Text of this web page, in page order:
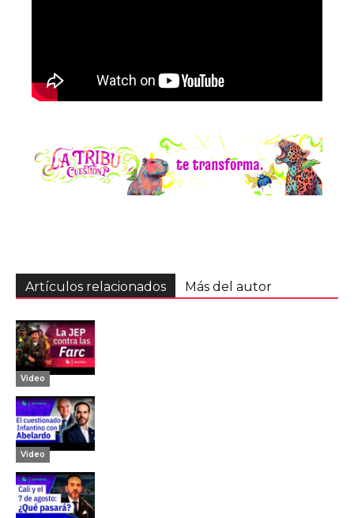
Artículos relacionados Más del autor
Video
Video